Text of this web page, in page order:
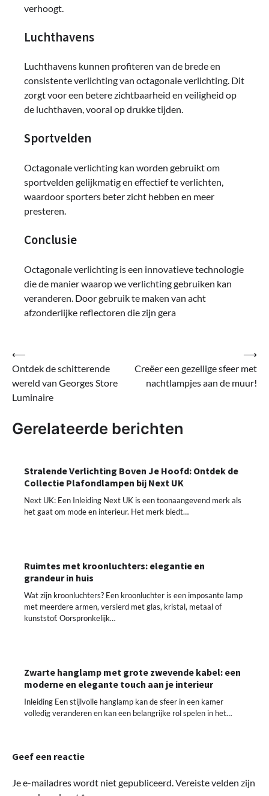
verhoogt.
Luchthavens
Luchthavens kunnen profiteren van de brede en
consistente verlichting van octagonale verlichting. Dit
zorgt voor een betere zichtbaarheid en veiligheid op
de luchthaven, vooral op drukke tijden.
Sportvelden
Octagonale verlichting kan worden gebruikt om
sportvelden gelijkmatig en effectief te verlichten,
waardoor sporters beter zicht hebben en meer
presteren.
Conclusie
Octagonale verlichting is een innovatieve technologie
die de manier waarop we verlichting gebruiken kan
veranderen. Door gebruik te maken van acht
afzonderlijke reflectoren die zijn gera
Bericht
navigatie
⟵
Ontdek de schitterende
wereld van Georges Store
Luminaire
Creëer een gezellige sfeer met
nachtlampjes aan de muur!
⟶
Gerelateerde berichten
Stralende Verlichting Boven Je Hoofd: Ontdek de
Collectie Plafondlampen bij Next UK
Next UK: Een Inleiding Next UK is een toonaangevend merk als
het gaat om mode en interieur. Het merk biedt…
Ruimtes met kroonluchters: elegantie en
grandeur in huis
Wat zijn kroonluchters? Een kroonluchter is een imposante lamp
met meerdere armen, versierd met glas, kristal, metaal of
kunststof. Oorspronkelijk…
Zwarte hanglamp met grote zwevende kabel: een
moderne en elegante touch aan je interieur
Inleiding Een stijlvolle hanglamp kan de sfeer in een kamer
volledig veranderen en kan een belangrijke rol spelen in het…
Geef een reactie
Je e-mailadres wordt niet gepubliceerd.Vereiste velden zijn